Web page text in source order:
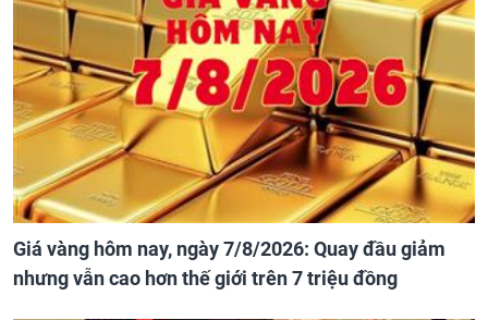
Giá vàng hôm nay, ngày 7/8/2026: Quay đầu giảm
nhưng vẫn cao hơn thế giới trên 7 triệu đồng